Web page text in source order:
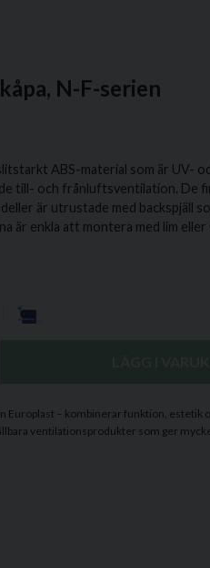
N-F-serien
ABS-material som är UV-
till- och frånluftsventilation. De
är utrustade med backspjäll
är enkla att montera med lim eller
Europlast – kombinerar funktion, estetik
ventilationsprodukter som ger